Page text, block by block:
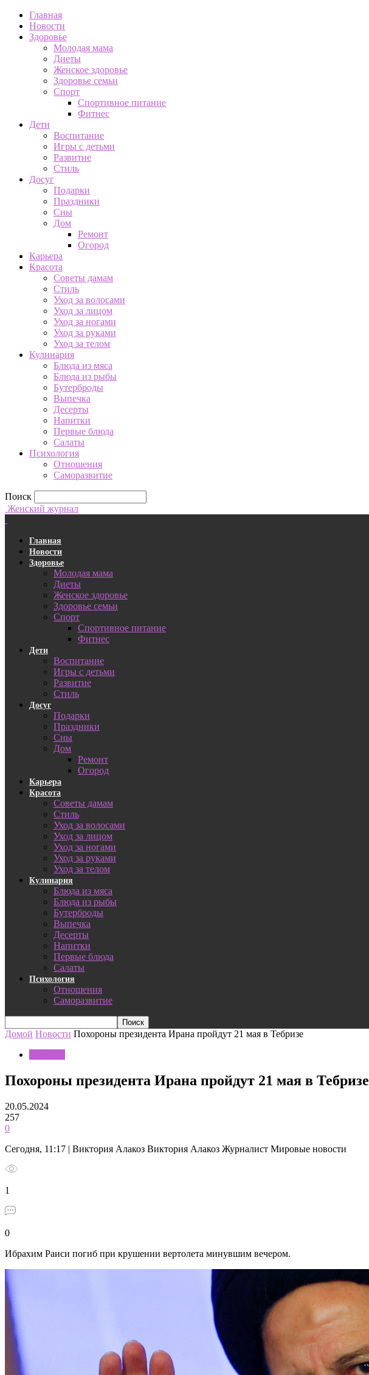
Главная
Новости
Здоровье
Молодая мама
Диеты
Женское здоровье
Здоровье семьи
Спорт
Спортивное питание
Фитнес
Дети
Воспитание
Игры с детьми
Развитие
Стиль
Досуг
Подарки
Праздники
Сны
Дом
Ремонт
Огород
Карьера
Красота
Советы дамам
Стиль
Уход за волосами
Уход за лицом
Уход за ногами
Уход за руками
Уход за телом
Кулинария
Блюда из мяса
Блюда из рыбы
Бутерброды
Выпечка
Десерты
Напитки
Первые блюда
Салаты
Психология
Отношения
Саморазвитие
Поиск
Женский журнал
Главная
Новости
Здоровье
Молодая мама
Диеты
Женское здоровье
Здоровье семьи
Спорт
Спортивное питание
Фитнес
Дети
Воспитание
Игры с детьми
Развитие
Стиль
Досуг
Подарки
Праздники
Сны
Дом
Ремонт
Огород
Карьера
Красота
Советы дамам
Стиль
Уход за волосами
Уход за лицом
Уход за ногами
Уход за руками
Уход за телом
Кулинария
Блюда из мяса
Блюда из рыбы
Бутерброды
Выпечка
Десерты
Напитки
Первые блюда
Салаты
Психология
Отношения
Саморазвитие
Домой Новости Похороны президента Ирана пройдут 21 мая в Тебризе
Похороны президента Ирана пройдут 21 мая в Тебризе
20.05.2024
257
0
Сегодня, 11:17 | Виктория Алакоз Виктория Алакоз Журналист Мировые новости
1
0
Ибрахим Раиси погиб при крушении вертолета минувшим вечером.